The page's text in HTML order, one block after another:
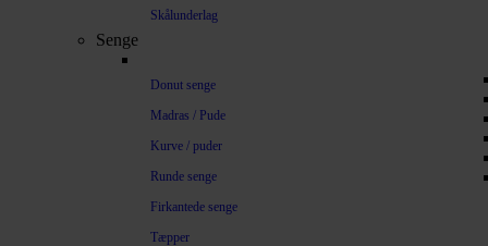
Skålunderlag
Senge
Donut senge
Madras / Pude
Kurve / puder
Runde senge
Firkantede senge
Tæpper